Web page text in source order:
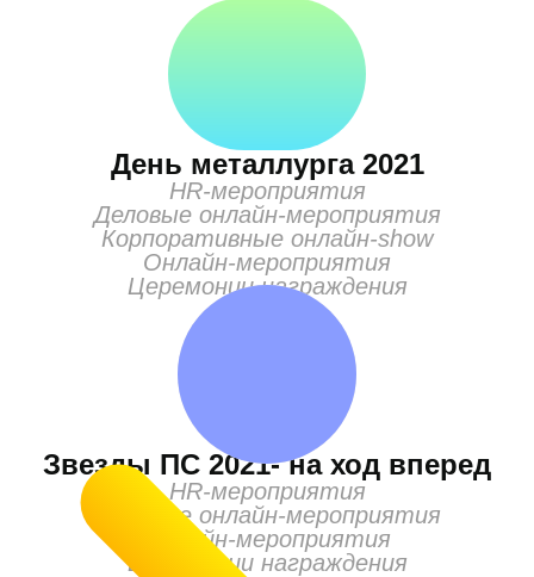
День металлурга 2021
HR-мероприятия
Деловые онлайн-мероприятия
Корпоративные онлайн-show
Онлайн-мероприятия
Церемонии награждения
Звезды ПС 2021- на ход вперед
HR-мероприятия
Деловые онлайн-мероприятия
Онлайн-мероприятия
Церемонии награждения